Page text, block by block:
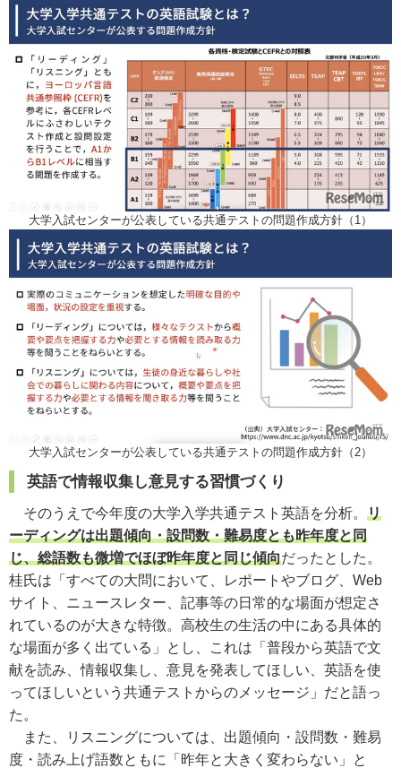
大学入試センターが公表している共通テストの問題作成方針（1）
大学入試センターが公表している共通テストの問題作成方針（2）
英語で情報収集し意見する習慣づくり
そのうえで今年度の大学入学共通テスト英語を分析。 リ
ーディングは出題傾向・設問数・難易度とも昨年度と同
じ、総語数も微増でほぼ昨年度と同じ傾向だったとした。
桂氏は「すべての大問において、レポートやブログ、Web
サイト、ニュースレター、記事等の日常的な場面が想定さ
れているのが大きな特徴。高校生の生活の中にある具体的
な場面が多く出ている」とし、これは「普段から英語で文
献を読み、情報収集し、意見を発表してほしい、英語を使
ってほしいという共通テストからのメッセージ」だと語っ
た。
また、リスニングについては、出題傾向・設問数・難易
度・読み上げ語数ともに「昨年と大きく変わらない」と